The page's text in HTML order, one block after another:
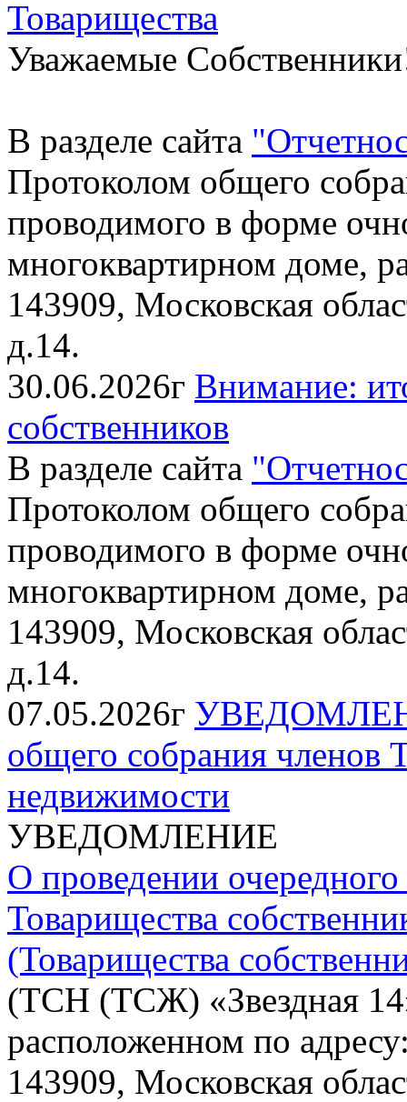
Товарищества
Уважаемые
В разделе сайта "
Протоколом общего
проводимого в форме
многоквартирном доме,
143909, Московская
д.14.
30.06.2026г Внимание:
собственников
В разделе сайта
Протоколом общего
проводимого в форме
многоквартирном доме,
143909, Московская
д.14.
07.05.2026г
общего собрания членов
недвижимости
УВЕДОМЛЕНИЕ
О проведении
Товарищества
(Товарищества
(ТСН (ТСЖ) «Звездная
расположенном по
143909, Московская